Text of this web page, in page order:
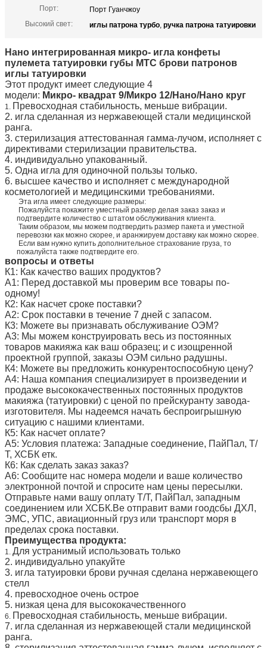
Порт:
Порт Гуанчжоу
Высокий свет:
иглы патрона турбо, ручка патрона татуировки
Нано интегрированная микро- игла конфеты
пулемета татуировки губы МТС брови патронов
иглы татуировки
Этот продукт имеет следующие 4
модели: Микро- квадрат 9/Микро 12/Нано/Нано круг
1. Превосходная стабильность, меньше вибрации.
2. игла сделанная из нержавеющей стали медицинской
ранга.
3. стерилизация аттестованная гамма-лучом, исполняет с
директивами стерилизации правительства.
4. индивидуально упакованный.
5. Одна игла для одиночной пользы только.
6. высшее качество и исполняет с международной
косметологией и медицинскими требованиями.
Эта игла имеет следующие размеры:
Пожалуйста покажите уместный размер делая заказ заказ и
подтвердите количество с штатом обслуживания клиента.
Таким образом, мы можем подтвердить размер пакета и уместной
перевозки как можно скорее, и аранжируем доставку как можно скорее.
Если вам нужно купить дополнительное страхование груза, то
пожалуйста также подтвердите его.
вопросы и ответы
К1: Как качество ваших продуктов?
А1: Перед доставкой мы проверим все товары по-
одному!
К2: Как насчет сроке поставки?
А2: Срок поставки в течение 7 дней с запасом.
К3: Можете вы признавать обслуживание ОЭМ?
А3: Мы можем конструировать весь из постоянных
товаров макияжа как ваш образец; и с изощренной
проектной группой, заказы ОЭМ сильно радушны.
К4: Можете вы предложить конкурентоспособную цену?
А4: Наша компания специализирует в произведении и
продаже высококачественных постоянных продуктов
макияжа (татуировки) с ценой по прейскуранту завода-
изготовителя. Мы надеемся начать беспроигрышную
ситуацию с нашими клиентами.
К5: Как насчет оплате?
А5: Условия платежа: Западные соединение, ПайПал, Т/
Т, ХСБК етк.
К6: Как сделать заказ заказ?
А6: Сообщите нас номера модели и ваше количество
электронной почтой и спросите нам цены пересылки.
Отправьте нами вашу оплату Т/Т, ПайПал, западным
соединением или ХСБК.Ве отправит вами гоодсбы ДХЛ,
ЭМС, УПС, авиационный груз или транспорт моря в
пределах срока поставки.
Преимущества продукта:
1. Для устранимый использовать только
2. индивидуально упакуйте
3. игла татуировки брови ручная сделана нержавеющего
стелл
4. превосходное очень острое
5. низкая цена для высококачественного
6. Превосходная стабильность, меньше вибрации.
7. игла сделанная из нержавеющей стали медицинской
ранга.